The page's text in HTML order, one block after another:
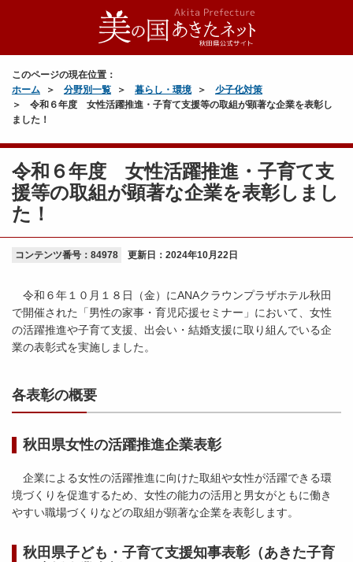
このページの現在位置：
ホーム
分野別一覧 暮らし・環境
少子化対策
令和６年度 女性活躍推進・子育て支援等の取組が顕著な企業を表彰し
ました！
令和６年度 女性活躍推進・子育て支
援等の取組が顕著な企業を表彰しまし
た！
コンテンツ番号：84978 更新日： 2024年10月22日
令和６年１０月１８日（金）にANAクラウンプラザホテル秋田
で開催された「男性の家事・育児応援セミナー」において、女性
の活躍推進や子育て支援、出会い・結婚支援に取り組んでいる企
業の表彰式を実施しました。
各表彰の概要
秋田県女性の活躍推進企業表彰
企業による女性の活躍推進に向けた取組や女性が活躍できる環
境づくりを促進するため、女性の能力の活用と男女がともに働き
やすい職場づくりなどの取組が顕著な企業を表彰します。
秋田県子ども・子育て支援知事表彰（あきた子育